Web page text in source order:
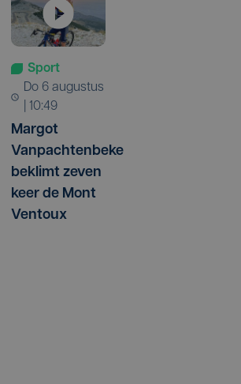
Sport
do 6 augustus
| 10:49
Margot
Vanpachtenbeke
beklimt zeven
keer de Mont
Ventoux